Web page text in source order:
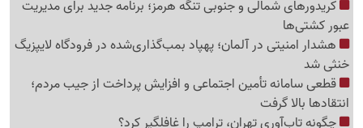
کریدورهای شمالی و جنوبی تنگه هرمز؛ برنامه جدید برای مدیریت
عبور کشتی‌ها
هشدار امنیتی در آلمان؛ پهپاد بمب‌گذاری‌شده در فرودگاه لایپزیگ
خنثی شد
قطعی سامانه تأمین اجتماعی و افزایش پرداخت از جیب مردم؛
انتقادها بالا گرفت
چگونه تاب‌آوری تهران، ترامپ را غافلگیر کرد؟